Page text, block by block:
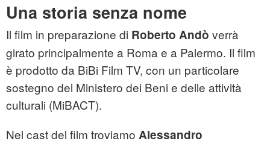
Una storia senza nome
Il film in preparazione di Roberto Andò verrà
girato principalmente a Roma e a Palermo. Il film
è prodotto da BiBi Film TV, con un particolare
sostegno del Ministero dei Beni e delle attività
culturali (MiBACT).
Nel cast del film troviamo Alessandro